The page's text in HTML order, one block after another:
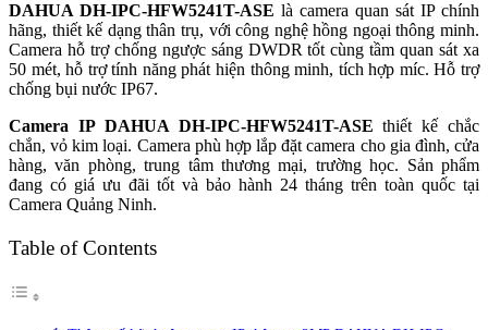
DAHUA DH-IPC-HFW5241T-ASE là camera quan sát IP chính
hãng, thiết kế dạng thân trụ, với công nghệ hồng ngoại thông minh.
Camera hỗ trợ chống ngược sáng DWDR tốt cùng tầm quan sát xa
50 mét, hỗ trợ tính năng phát hiện thông minh, tích hợp míc. Hỗ trợ
chống bụi nước IP67.
Camera IP DAHUA DH-IPC-HFW5241T-ASEthiết kế chắc
chắn, vỏ kim loại. Camera phù hợp lắp đặt camera cho gia đình, cửa
hàng, văn phòng, trung tâm thương mại, trường học. Sản phẩm
đang có giá ưu đãi tốt và bảo hành 24 tháng trên toàn quốc tại
Camera Quảng Ninh.
Table of Contents